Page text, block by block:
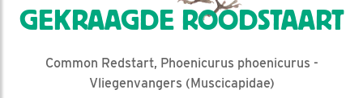
GEKRAAGDE ROODSTAART
Common Redstart, Phoenicurus phoenicurus -
Vliegenvangers (Muscicapidae)